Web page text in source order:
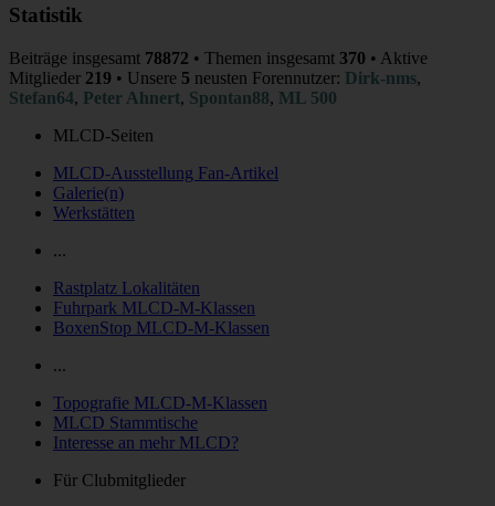
Statistik
Beiträge insgesamt 78872 • Themen insgesamt 370 • Aktive
Mitglieder 219 • Unsere 5 neusten Forennutzer: Dirk-nms,
Stefan64, Peter Ahnert, Spontan88, ML 500
MLCD-Seiten
MLCD-Ausstellung Fan-Artikel
Galerie(n)
Werkstätten
...
Rastplatz Lokalitäten
Fuhrpark MLCD-M-Klassen
BoxenStop MLCD-M-Klassen
...
Topografie MLCD-M-Klassen
MLCD Stammtische
Interesse an mehr MLCD?
Für Clubmitglieder